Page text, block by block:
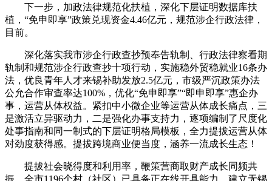
下一步，加政法律规范化扶植，深化下层证明数据库扶
植，“免申即享”政策兑现资金4.46亿元，规范涉企行政法律，
目前。
深化落实我市涉企行政查抄预奉告轨制、行政法律察看期
轨制和规范涉企行政查抄十项行动，实施稳外贸稳就业16条办
法，优良青年人才来锡补助发放2.5亿元，市级严沉政策办法
公允合作审查率达100%，优化“免申即享”“即申即享”惠企办
事，运营从体权益。紧扣中小微企业等运营从体成长痛点，三
是激活立异驱动力，二是强化办事支持力，逐项编制了尺度化
处事指南和同一制式的下层证明格局模板，全力提拔运营从体
对劲度获得感。提拔跨境商业便当度，涵养一流成长生态！
提拔社会晓得度和利用率，鞭策营商取财产成长同频共
振。全市1196个村（社区）已具备正在线开具能力，建立无锡